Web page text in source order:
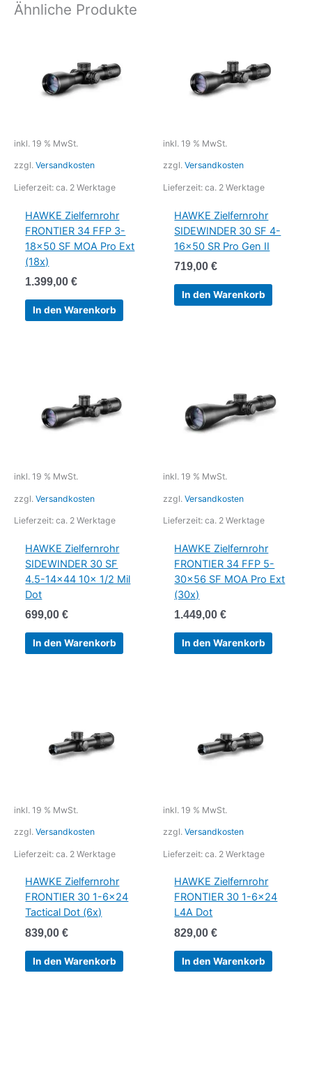
Ähnliche Produkte
inkl. 19 % MwSt.
zzgl. Versandkosten
Lieferzeit: ca. 2 Werktage
HAWKE Zielfernrohr
FRONTIER 34 FFP 3-
18×50 SF MOA Pro Ext
(18x)
1.399,00€
In den Warenkorb
inkl. 19 % MwSt.
zzgl. Versandkosten
Lieferzeit: ca. 2 Werktage
HAWKE Zielfernrohr
SIDEWINDER 30 SF 4-
16×50 SR Pro Gen II
719,00€
In den Warenkorb
inkl. 19 % MwSt.
zzgl. Versandkosten
Lieferzeit: ca. 2 Werktage
HAWKE Zielfernrohr
SIDEWINDER 30 SF
4.5-14×44 10x 1/2 Mil
Dot
699,00€
In den Warenkorb
inkl. 19 % MwSt.
zzgl. Versandkosten
Lieferzeit: ca. 2 Werktage
HAWKE Zielfernrohr
FRONTIER 34 FFP 5-
30×56 SF MOA Pro Ext
(30x)
1.449,00€
In den Warenkorb
inkl. 19 % MwSt.
zzgl. Versandkosten
Lieferzeit: ca. 2 Werktage
HAWKE Zielfernrohr
FRONTIER 30 1-6×24
Tactical Dot (6x)
839,00€
In den Warenkorb
inkl. 19 % MwSt.
zzgl. Versandkosten
Lieferzeit: ca. 2 Werktage
HAWKE Zielfernrohr
FRONTIER 30 1-6×24
L4A Dot
829,00€
In den Warenkorb